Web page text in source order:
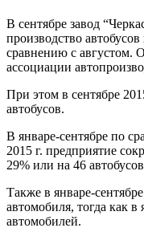
В сентябре завод
производство
сравнению с августом.
ассоциации
При этом в сентябре
автобусов.
В январе-сентябре по
2015 г. предприятие
29% или на 46
Также в январе-
автомобиля, тогда как в
автомобилей.